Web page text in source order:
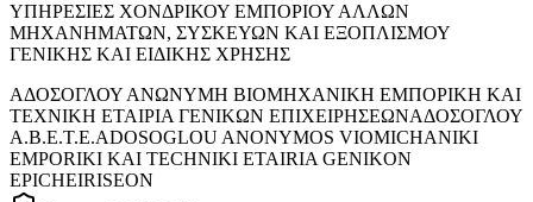
ΥΠΗΡΕΣΙΕΣ ΧΟΝΔΡΙΚΟΥ ΕΜΠΟΡΙΟΥ ΑΛΛΩΝ
ΜΗΧΑΝΗΜΑΤΩΝ, ΣΥΣΚΕΥΩΝ ΚΑΙ ΕΞΟΠΛΙΣΜΟΥ
ΓΕΝΙΚΗΣ ΚΑΙ ΕΙΔΙΚΗΣ ΧΡΗΣΗΣ
ΑΔΟΣΟΓΛΟΥ ΑΝΩΝΥΜΗ ΒΙΟΜΗΧΑΝΙΚΗ ΕΜΠΟΡΙΚΗ ΚΑΙ
ΤΕΧΝΙΚΗ ΕΤΑΙΡΙΑ ΓΕΝΙΚΩΝ ΕΠΙΧΕΙΡΗΣΕΩΝΑΔΟΣΟΓΛΟΥ
Α.Β.Ε.Τ.Ε.ADOSOGLOU ANONYMOS VIOMICHANIKI
EMPORIKI KAI TECHNIKI ETAIRIA GENIKON
EPICHEIRISEON